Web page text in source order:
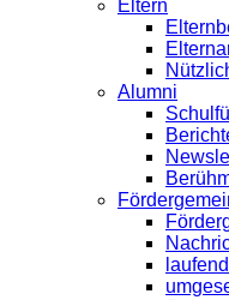
Eltern
Alumni